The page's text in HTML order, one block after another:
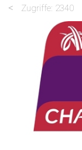
Zugriffe: 2340